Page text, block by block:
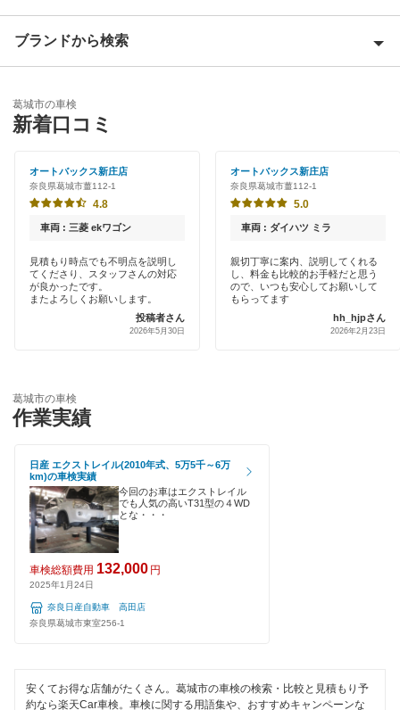
宇陀郡
宇陀市
香芝市
橿原市
北葛城郡
御所市
高市郡
天理市
奈良市
大和郡山市
大和高田市
山辺郡
吉野郡
Award 受賞店
特典あり
新車初回割りあり
早割りあり
クレジットカードOK
土日祝OK
輸入車OK
EV車OK
120分以内の車検
1日車検
夜間受付
整備保証
コンピューター診断
ブランドから検索
「車検の速太郎」
アップル車検
オートバックス
出光リテール車検
車検のコバック
ミタニ車検
キグナス車検
上原B-cle車検
ホリデー車検
マッハ車検
葛城市の車検
新着口コミ
オートバックス新庄店
奈良県葛城市薑112-1
4.8
車両 : 三菱 ekワゴン
見積もり時点でも不明点を説明し
てくださり、スタッフさんの対応
が良かったです。
またよろしくお願いします。
投稿者さん
2026年5月30日
オートバックス新庄店
奈良県葛城市薑112-1
5.0
車両 : ダイハツ ミラ
親切丁寧に案内、説明してくれる
し、料金も比較的お手軽だと思う
ので、いつも安心してお願いして
もらってます
hh_hjpさん
2026年2月23日
葛城市の車検
作業実績
日産 エクストレイル(2010年式、5万5千～6万
km)の車検実績
今回のお車はエクストレイル
でも人気の高いT31型の４WD
とな・・・
車検総額費用 132,000 円
2025年1月24日
奈良日産自動車 高田店
奈良県葛城市東室256-1
安くてお得な店舗がたくさん。葛城市の車検の検索・比較と見積もり予
約なら楽天Car車検。車検に関する用語集や、おすすめキャンペーンな